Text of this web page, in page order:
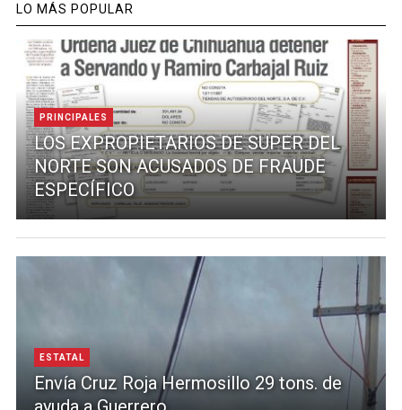
LO MÁS POPULAR
PRINCIPALES
LOS EXPROPIETARIOS DE SUPER DEL
NORTE SON ACUSADOS DE FRAUDE
ESPECÍFICO
ESTATAL
Envía Cruz Roja Hermosillo 29 tons. de